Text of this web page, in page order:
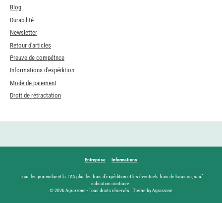
Blog
Durabilité
Newsletter
Retour d'articles
Preuve de compétnce
Informations d'expédition
Mode de paiement
Droit de rétractation
Entreprise Informations
Tous les prix incluent la TVA plus les frais d'expéditionet les éventuels frais de livraison, sauf
indication contraire.
© 2026 Agrarzone - Tous droits réservés. Theme by Agrarzone